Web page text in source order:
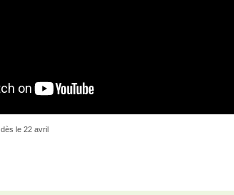
dès le 22 avril